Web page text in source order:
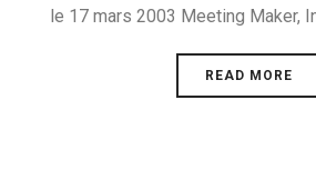
le 17 mars 2003 Meeting Maker,
READ MORE